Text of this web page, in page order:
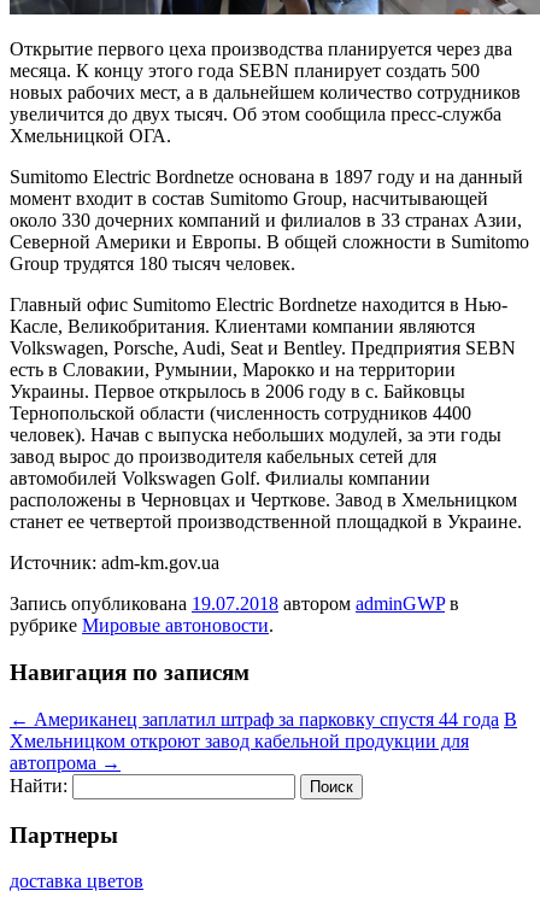
Открытие первого цеха производства планируется через два
месяца. К концу этого года SEBN планирует создать 500
новых рабочих мест, а в дальнейшем количество сотрудников
увеличится до двух тысяч. Об этом сообщила пресс-служба
Хмельницкой ОГА.
Sumitomo Electric Bordnetze основана в 1897 году и на данный
момент входит в состав Sumitomo Group, насчитывающей
около 330 дочерних компаний и филиалов в 33 странах Азии,
Северной Америки и Европы. В общей сложности в Sumitomo
Group трудятся 180 тысяч человек.
Главный офис Sumitomo Electric Bordnetze находится в Нью-
Касле, Великобритания. Клиентами компании являются
Volkswagen, Porsche, Audi, Seat и Bentley. Предприятия SEBN
есть в Словакии, Румынии, Марокко и на территории
Украины. Первое открылось в 2006 году в с. Байковцы
Тернопольской области (численность сотрудников 4400
человек). Начав с выпуска небольших модулей, за эти годы
завод вырос до производителя кабельных сетей для
автомобилей Volkswagen Golf. Филиалы компании
расположены в Черновцах и Черткове. Завод в Хмельницком
станет ее четвертой производственной площадкой в Украине.
Источник: adm-km.gov.ua
Запись опубликована 19.07.2018 автором adminGWPв
рубрике Мировые автоновости.
Навигация по записям
← Американец заплатил штраф за парковку спустя 44 года В
Хмельницком откроют завод кабельной продукции для
автопрома →
Найти:
Партнеры
доставка цветов